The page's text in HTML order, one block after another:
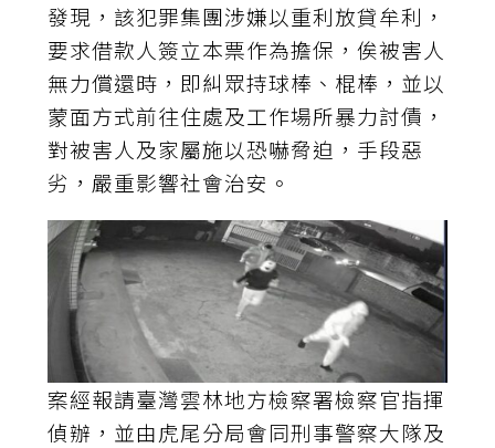
發現，該犯罪集團涉嫌以重利放貸牟利，
要求借款人簽立本票作為擔保，俟被害人
無力償還時，即糾眾持球棒、棍棒，並以
蒙面方式前往住處及工作場所暴力討債，
對被害人及家屬施以恐嚇脅迫，手段惡
劣，嚴重影響社會治安。
案經報請臺灣雲林地方檢察署檢察官指揮
偵辦，並由虎尾分局會同刑事警察大隊及